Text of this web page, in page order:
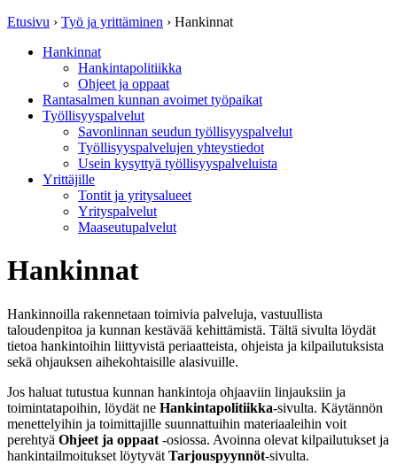
Etusivu › Työ ja yrittäminen › Hankinnat
Hankinnat
Hankintapolitiikka
Ohjeet ja oppaat
Rantasalmen kunnan avoimet työpaikat
Työllisyyspalvelut
Savonlinnan seudun työllisyyspalvelut
Työllisyyspalvelujen yhteystiedot
Usein kysyttyä työllisyyspalveluista
Yrittäjille
Tontit ja yritysalueet
Yrityspalvelut
Maaseutupalvelut
Hankinnat
Hankinnoilla rakennetaan toimivia palveluja, vastuullista
taloudenpitoa ja kunnan kestävää kehittämistä. Tältä sivulta löydät
tietoa hankintoihin liittyvistä periaatteista, ohjeista ja kilpailutuksista
sekä ohjauksen aihekohtaisille alasivuille.
Jos haluat tutustua kunnan hankintoja ohjaaviin linjauksiin ja
toimintatapoihin, löydät ne Hankintapolitiikka-sivulta. Käytännön
menettelyihin ja toimittajille suunnattuihin materiaaleihin voit
perehtyä Ohjeet ja oppaat -osiossa. Avoinna olevat kilpailutukset ja
hankintailmoitukset löytyvät Tarjouspyynnöt-sivulta.